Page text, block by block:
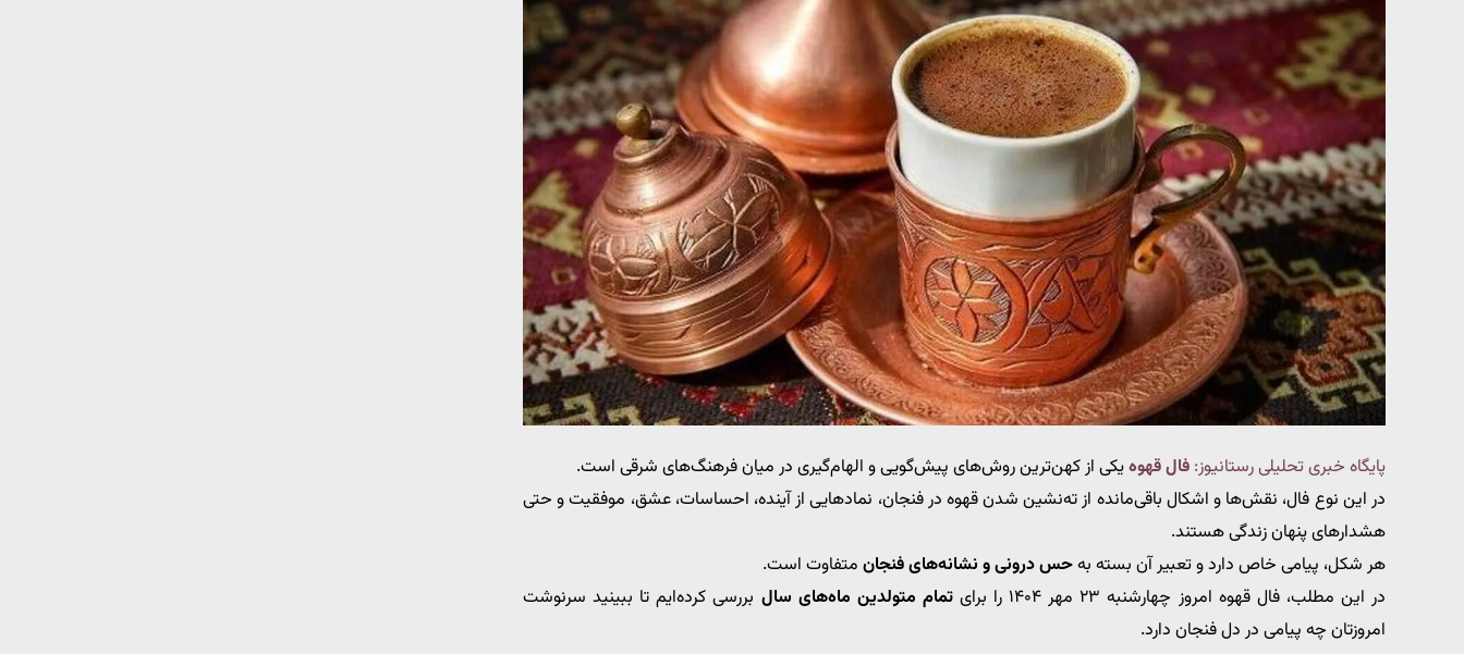
پایگاه خبری تحلیلی رستانیوز: فال قهوهیکی از کهن‌ترین روش‌های پیش‌گویی و الهام‌گیری در میان فرهنگ‌های شرقی است.
در این نوع فال، نقش‌ها و اشکال باقی‌مانده از ته‌نشین شدن قهوه در فنجان، نمادهایی از آینده، احساسات، عشق، موفقیت و حتی
هشدارهای پنهان زندگی هستند.
هر شکل، پیامی خاص دارد و تعبیر آن بسته بهحس درونی و نشانه‌های فنجان متفاوت است.
در این مطلب، فال قهوه امروز چهارشنبه ۲۳ مهر ۱۴۰۴ را برای
تمام متولدین ماه‌های سال بررسی کرده‌ایم تا ببینید سرنوشت
امروزتان چه پیامی در دل فنجان دارد.